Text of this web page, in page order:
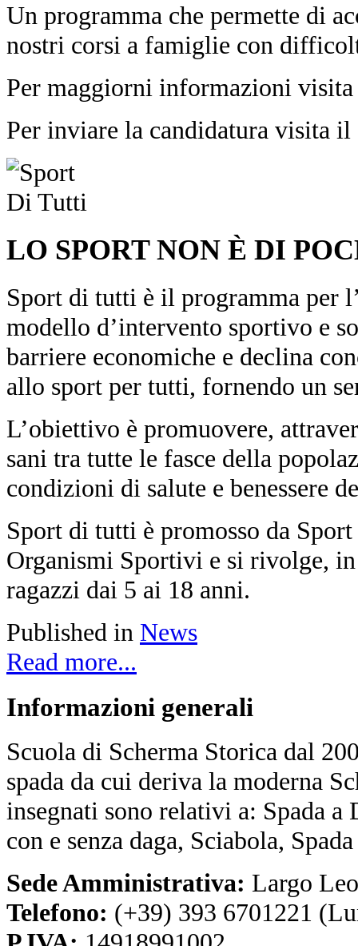
Un programma che permette di
nostri corsi a famiglie con
Per maggiorni informazioni
Per inviare la candidatura visita
LO SPORT NON È DI
Sport di tutti è il programma per
modello d’intervento sportivo e
barriere economiche e declina
allo sport per tutti, fornendo un
L’obiettivo è promuovere,
sani tra tutte le fasce della
condizioni di salute e benessere
Sport di tutti è promosso da
Organismi Sportivi e si rivolge,
ragazzi dai 5 ai 18 anni.
Published in News
Read more...
Informazioni generali
Scuola di Scherma Storica dal
spada da cui deriva la moderna
insegnati sono relativi a: Spada a
con e senza daga, Sciabola,
Sede Amministrativa: Largo
Telefono: (+39) 393 6701221